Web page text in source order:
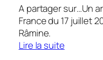
A partager sur…Un
France du 17 juillet
Râmine.
Lire la suite: